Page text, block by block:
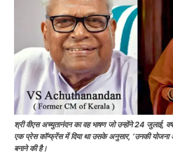
श्री वीएस अच्युतानंदन का वह भाषण जो उन्होंने 24 जुलाई,
एक प्रेस कॉन्फ्रेंस में दिया था उसके अनुसार, ‘उनकी
बनाने की है।